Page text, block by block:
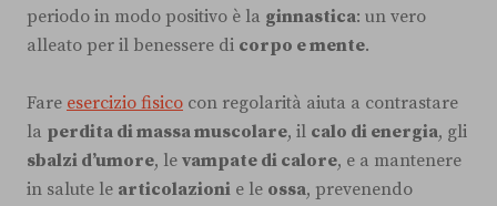
periodo in modo positivo è la ginnastica: un vero
alleato per il benessere di corpo e mente.
Fare esercizio fisico con regolarità aiuta a contrastare
la perdita di massa muscolare, il calo di energia, gli
sbalzi d’umore, le vampate di calore, e a mantenere
in salute le articolazioni e le ossa, prevenendo